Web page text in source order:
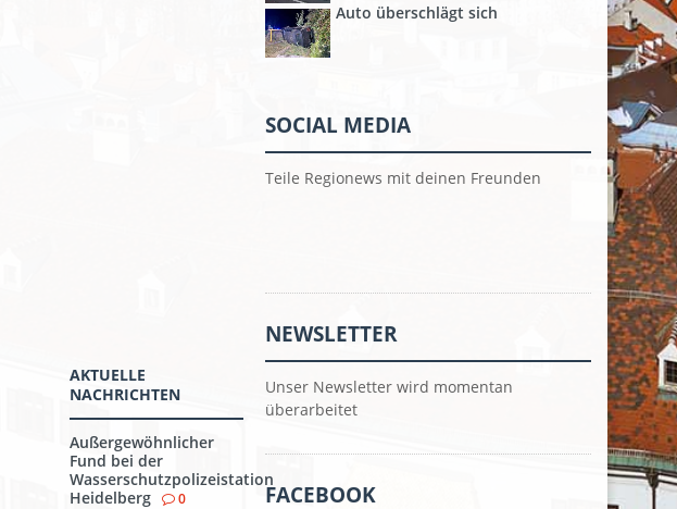
AKTUELLE
NACHRICHTEN
Außergewöhnlicher
Fund bei der
Wasserschutzpolizeistation
Heidelberg
0
Auto überschlägt sich
SOCIAL MEDIA
Teile Regionews mit deinen Freunden
NEWSLETTER
Unser Newsletter wird momentan
überarbeitet
FACEBOOK